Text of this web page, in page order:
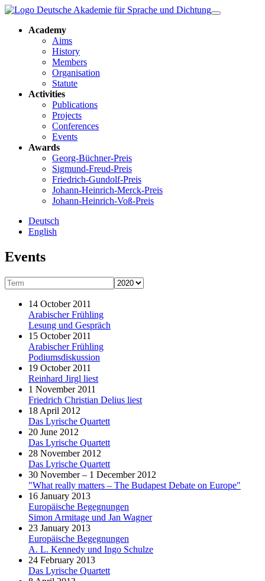
Academy
Aims
History
Members
Organisation
Statute
Activities
Publications
Projects
Conferences
Events
Awards
Georg-Büchner-Preis
Sigmund-Freud-Preis
Friedrich-Gundolf-Preis
Johann-Heinrich-Merck-Preis
Johann-Heinrich-Voß-Preis
Deutsch
English
Events
14 October 2011
Arabischer Frühling
Lesung und Gespräch
15 October 2011
Arabischer Frühling
Podiumsdiskussion
19 October 2011
Reinhard Jirgl liest
1 November 2011
Friedrich Christian Delius liest
18 April 2012
Das Lyrische Quartett
20 June 2012
Das Lyrische Quartett
28 November 2012
Das Lyrische Quartett
30 November – 1 December 2012
"What really matters – The Budapest Debate on Europe"
16 January 2013
Europäische Begegnungen
Simon Armitage und Jan Wagner
23 January 2013
Europäische Begegnungen
A. L. Kennedy und Ingo Schulze
24 February 2013
Das Lyrische Quartett